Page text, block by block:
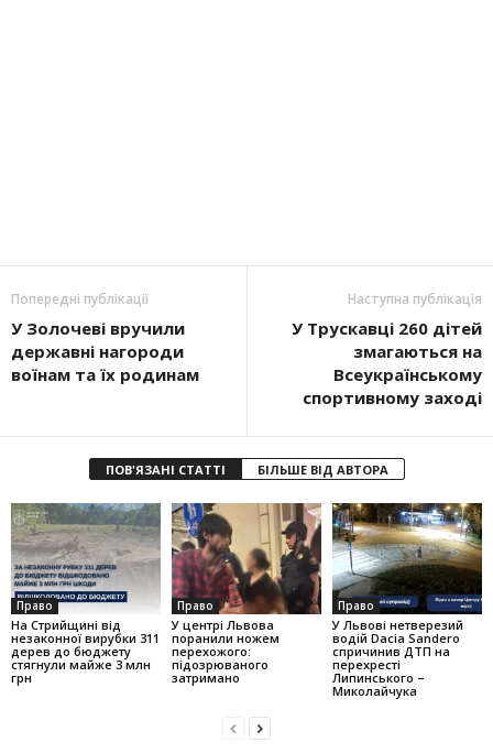
Попередні публікації
У Золочеві вручили
державні нагороди
воїнам та їх родинам
Наступна публікація
У Трускавці 260 дітей
змагаються на
Всеукраїнському
спортивному заході
ПОВ'ЯЗАНІ СТАТТІ БІЛЬШЕ ВІД АВТОРА
Право
На Стрийщині від
незаконної вирубки 311
дерев до бюджету
стягнули майже 3 млн
грн
Право
У центрі Львова
поранили ножем
перехожого:
підозрюваного
затримано
Право
У Львові нетверезий
водій Dacia Sandero
спричинив ДТП на
перехресті
Липинського –
Миколайчука